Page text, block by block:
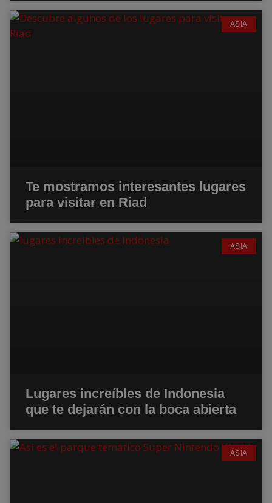
ASIA
Te mostramos interesantes lugares
para visitar en Riad
ASIA
Lugares increíbles de Indonesia
que te dejarán con la boca abierta
ASIA